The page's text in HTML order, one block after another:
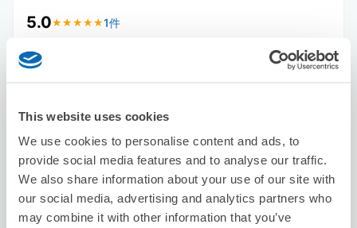
This website uses cookies
We use cookies to personalise content and ads, to
provide social media features and to analyse our traffic.
We also share information about your use of our site with
our social media, advertising and analytics partners who
may combine it with other information that you’ve
5.0★ ★ ★ ★ ★
★ ★ ★ ★ ★1件
スーツケースサイズ :12 バッグサイズ:16